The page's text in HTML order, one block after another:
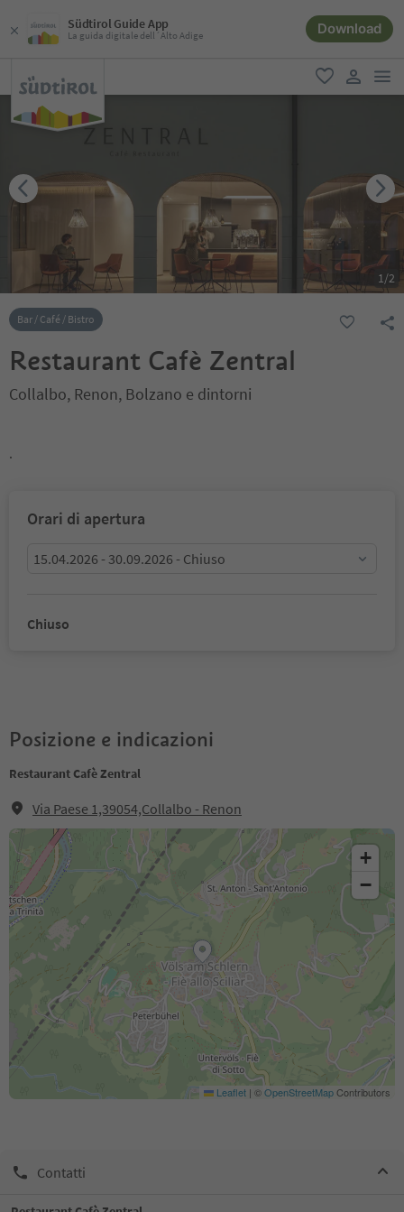
Südtirol Guide App
La guida digitale dell´Alto Adige Download
favoriti
user link
1/2
Bar / Café / Bistro
Restaurant Cafè Zentral
Collalbo, Renon, Bolzano e dintorni
.
Orari di apertura
15.04.2026 - 30.09.2026 - Chiuso
Chiuso
Posizione e indicazioni
Restaurant Cafè Zentral
Via Paese 1,39054,Collalbo - Renon
+
−
Leaflet | ©OpenStreetMapContributors
Contatti